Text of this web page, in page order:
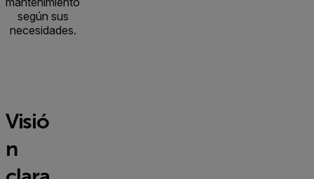
según sus
necesidades.
Visió
n